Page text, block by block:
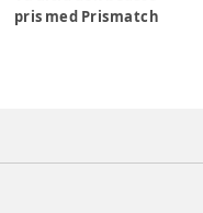
pris med Prismatch